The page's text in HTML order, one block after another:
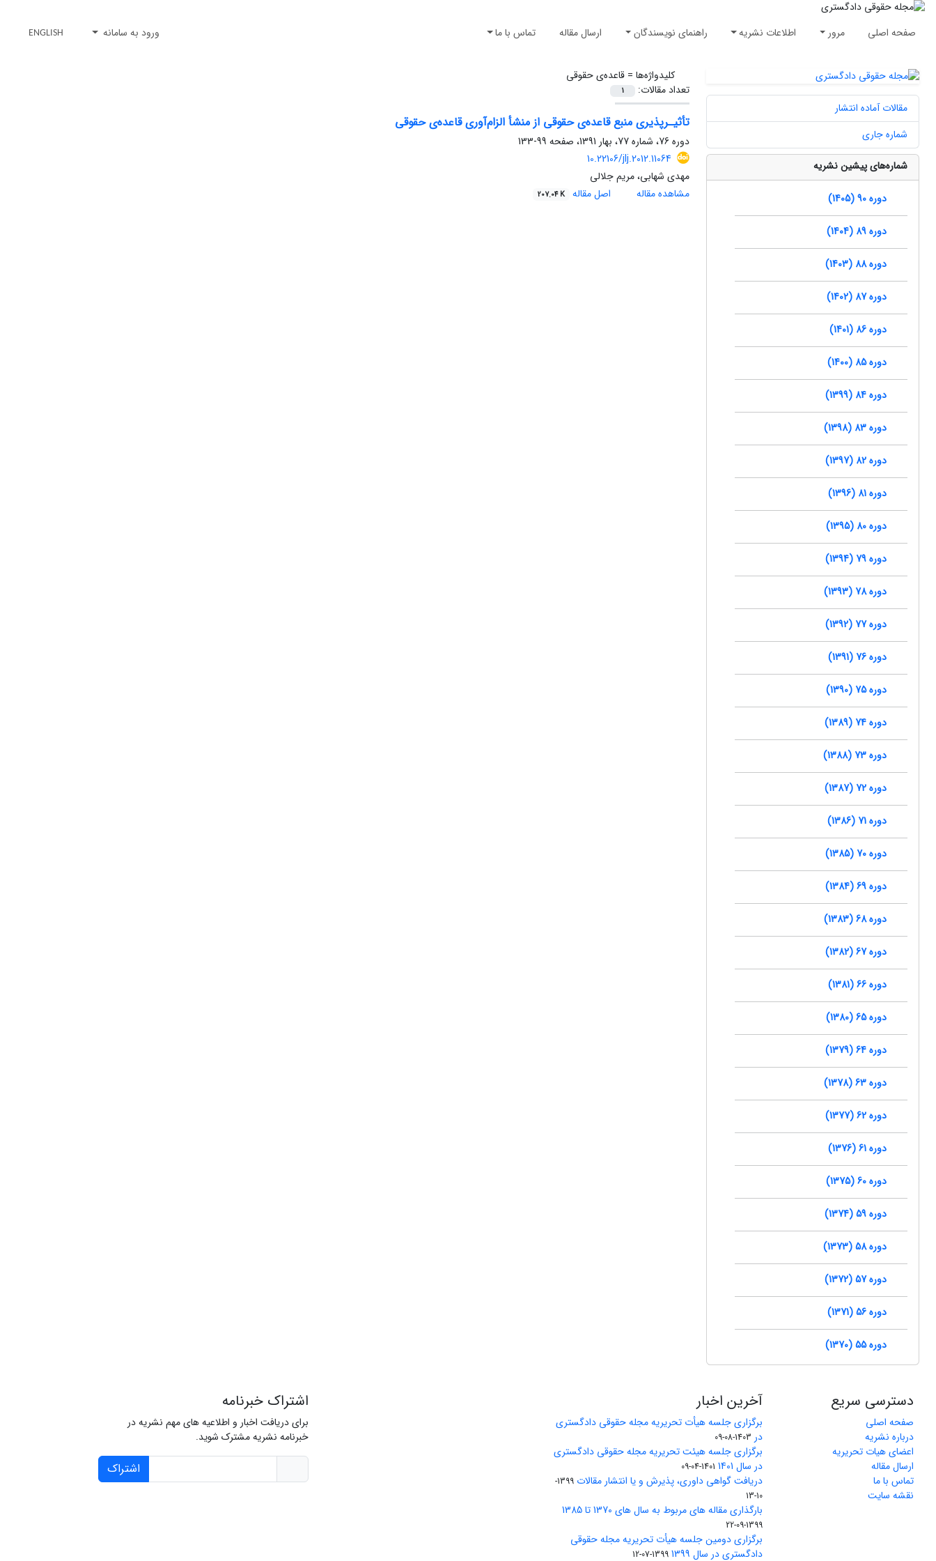
صفحه اصلی مرور اطلاعات نشریه راهنمای نویسندگان ارسال مقاله تماس با ما ورود به سامانه ENGLISH
کلیدواژه‌ها =قاعده‌ی حقوقی
تعداد مقالات:
1
تأثیـرپذیری منبع قاعده‌ی حقوقی از منشأ الزام‌آوری قاعده‌ی حقوقی
دوره 76، شماره 77، بهار 1391، صفحه
99-133
10.22106/jlj.2012.11064
مهدی شهابی، مریم جلالی
مشاهده مقاله
اصل مقاله 207.04 K
مقالات آماده انتشار
شماره جاری
شماره‌های پیشین نشریه
دوره 90 (1405)
دوره 89 (1404)
دوره 88 (1403)
دوره 87 (1402)
دوره 86 (1401)
دوره 85 (1400)
دوره 84 (1399)
دوره 83 (1398)
دوره 82 (1397)
دوره 81 (1396)
دوره 80 (1395)
دوره 79 (1394)
دوره 78 (1393)
دوره 77 (1392)
دوره 76 (1391)
دوره 75 (1390)
دوره 74 (1389)
دوره 73 (1388)
دوره 72 (1387)
دوره 71 (1386)
دوره 70 (1385)
دوره 69 (1384)
دوره 68 (1383)
دوره 67 (1382)
دوره 66 (1381)
دوره 65 (1380)
دوره 64 (1379)
دوره 63 (1378)
دوره 62 (1377)
دوره 61 (1376)
دوره 60 (1375)
دوره 59 (1374)
دوره 58 (1373)
دوره 57 (1372)
دوره 56 (1371)
دوره 55 (1370)
دسترسی سریع
صفحه اصلی
درباره نشریه
اعضای هیات تحریریه
ارسال مقاله
تماس با ما
نقشه سایت
آخرین اخبار
برگزاری جلسه هیأت تحریریه مجله حقوقی دادگستری
در 1403-08-09
برگزاری جلسه هیئت تحریریه مجله حقوقی دادگستری
در سال 1401
1401-04-09
دریافت گواهی داوری، پذیرش و یا انتشار مقالات
1399-
10-13
بارگذاری مقاله های مربوط به سال های 1370 تا 1385
1399-09-22
برگزاری دومین جلسه هیأت تحریریه مجله حقوقی
دادگستری در سال 1399
1399-07-12
اشتراک خبرنامه
برای دریافت اخبار و اطلاعیه های مهم نشریه در
خبرنامه نشریه مشترک شوید.
اشتراک